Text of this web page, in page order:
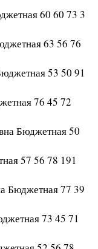
60 60 73 3
63 56 76
53 50 91
76 45 72
Бюджетная 50
57 56 78 191
Бюджетная 77 39
73 45 71